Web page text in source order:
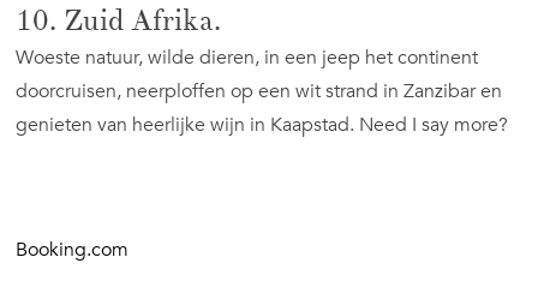
10. Zuid Afrika.
Woeste natuur, wilde dieren, in een jeep het continent
doorcruisen, neerploffen op een wit strand in Zanzibar en
genieten van heerlijke wijn in Kaapstad. Need I say more?
Booking.com